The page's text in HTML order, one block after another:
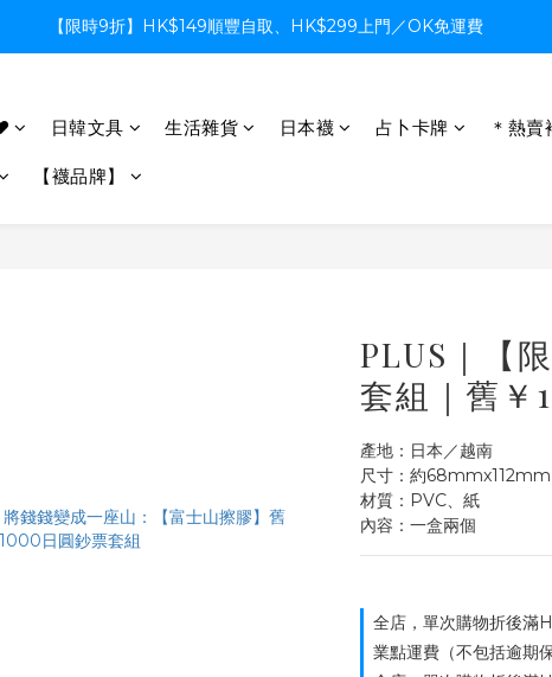
【限時9折】HK$149順豐自取、HK$299上門／OK免運費
【限時9折】HK$149順豐自取、HK$299上門／OK免運費
【限時9折】HK$149順豐自取、HK$299上門／OK免運費
日韓文具 生活雜貨 日本襪 占卜卡牌 ＊熱賣
【襪品牌】
PLUS｜【
套組｜舊￥
產地：日本／越南
尺寸：約
材質：PVC、紙
內容：一盒兩個
全店，單次購物折後滿
業點運費（不包括逾期